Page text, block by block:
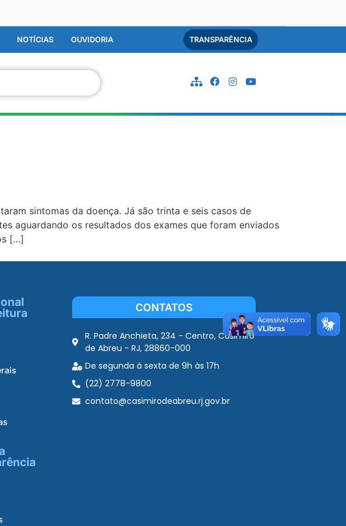
NOTÍCIAS OUVIDORIA TRANSPARÊNCIA
sintomas da doença. Já são trinta e seis casos de
aguardando os resultados dos exames que foram enviados
[…]
CONTATOS
R. Padre Anchieta, 234 - Centro, Casimiro
de Abreu - RJ, 28860-000
De segunda à sexta de 9h às 17h
(22) 2778-9800
contato@casimirodeabreu.rj.gov.br